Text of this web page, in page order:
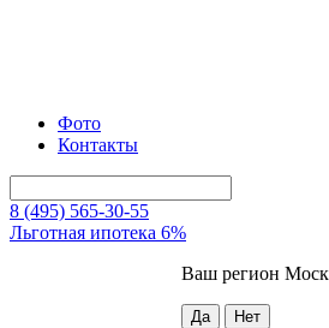
Фото
Контакты
8 (495) 565-30-55
Льготная ипотека 6%
Ваш регион